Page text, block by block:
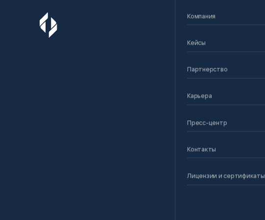
Компания
Кейсы
Партнерство
Карьера
Пресс-центр
Контакты
Лицензии и сертификаты